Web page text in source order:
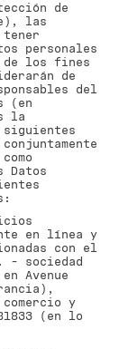
de
las
tener
personales
de los fines
de
del
(en
la
siguientes
Datos
en línea y
con el
- sociedad
Avenue
y
(en lo